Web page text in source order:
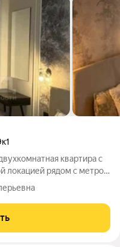
квартира с
локацией рядом с метро
полностью новая
электропроводка и